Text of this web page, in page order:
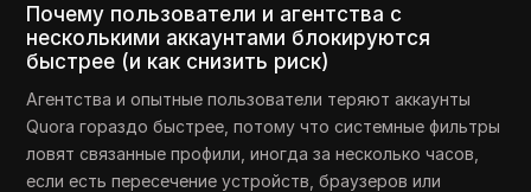
Почему пользователи и агентства с
несколькими аккаунтами блокируются
быстрее (и как снизить риск)
Агентства и опытные пользователи теряют аккаунты
Quora гораздо быстрее, потому что системные фильтры
ловят связанные профили, иногда за несколько часов,
если есть пересечение устройств, браузеров или